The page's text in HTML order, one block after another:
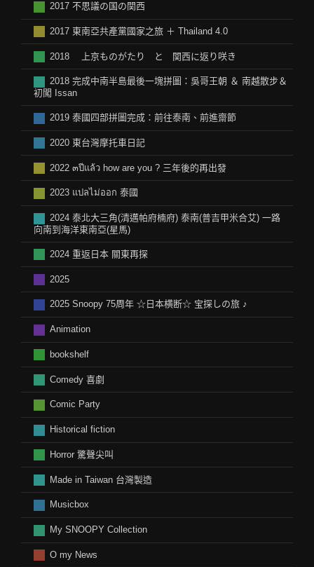
2017 不思議の国の関西
2017 東南亞共產黨國家之旅 ＋ Thailand 4.0
2018 上京ものがたり と 関西に返り咲き
2018 完成中南半島最後一塊拼圖：吳哥王朝 ＆ 南越散步＆
初闖 Issan
2019 泰國四部拼圖完成：前往泰南、前進齋節
2020 東台灣摩托車日記
2022 ๓ปีแล้ว how are you ? 三年後的再出發
2023 แปลไม่ออก 泰國
2024 泰北大三角(清邁帕府楠府) 泰南(普吉甲米合艾) 一路
向南到海洋東南亞(星馬)
2024 重返日本 關東再探
2025
2025 Snoopy 75周年 ☆日本横断☆ 宝探しの旅 ♪
Animation
bookshelf
Comedy 喜劇
Comic Party
Historical fiction
Horror 驚聲尖叫
Made in Taiwan 台灣製造
Musicbox
My SNOOPY Collection
O my News